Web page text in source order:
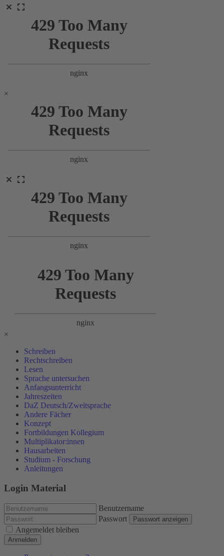
×
×
Schreiben
Rechtschreiben
Lesen
Sprache untersuchen
Anfangsunterricht
Jahreszeiten
DaZ Deutsch/Zweitsprache
Andere Fächer
Konzept
Fortbildungen Kollegium
Multiplikator:innen
Hausarbeiten
Studium - Forschung
Anleitungen
Login Material
Benutzername
Passwort
Passwort anzeigen
Angemeldet bleiben
Anmelden